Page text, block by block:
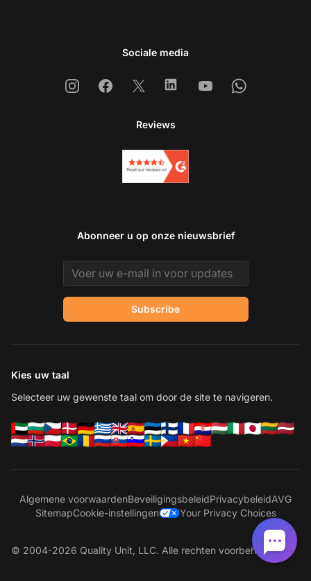
Sociale media
InstagramFacebook
X LinkedinYoutubeWhatsapp
Reviews
Abonneer u op onze nieuwsbrief
Email address
Subscribe
Kies uw taal
Selecteer uw gewenste taal om door de site te navigeren.
Algemene voorwaardenBeveiligingsbeleidPrivacybeleidAVG
SitemapCookie-instellingen Your Privacy Choices
© 2004-2026 Quality Unit, LLC. Alle rechten voorbehouden.